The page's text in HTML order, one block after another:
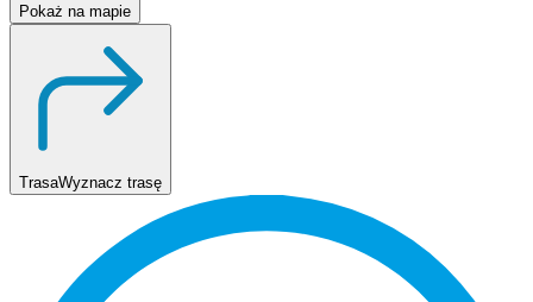
Pokaż na mapie
TrasaWyznacz trasę